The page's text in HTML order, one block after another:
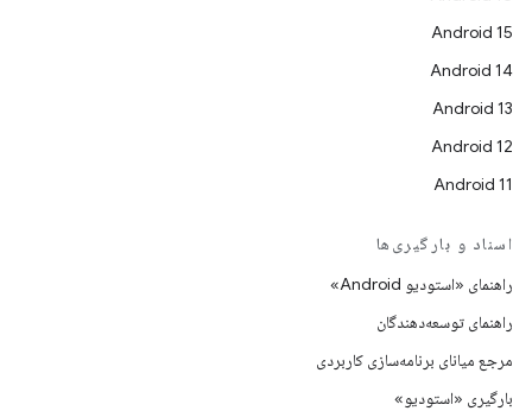
Android 15
Android 14
Android 13
Android 12
Android 11
اسناد و بارگیری‌ها
راهنمای «استودیو Android»
راهنمای توسعه‌دهندگان
مرجع میانای برنامه‌سازی کاربردی
بارگیری «استودیو»